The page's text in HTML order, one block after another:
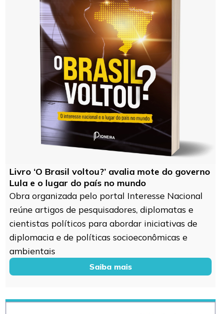
Livro ‘O Brasil voltou?’ avalia mote do governo
Lula e o lugar do país no mundo
Obra organizada pelo portal Interesse Nacional
reúne artigos de pesquisadores, diplomatas e
cientistas políticos para abordar iniciativas de
diplomacia e de políticas socioeconômicas e
ambientais
Saiba mais